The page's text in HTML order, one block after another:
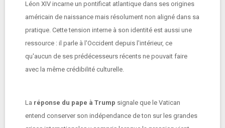
Léon XIV incarne un pontificat atlantique dans ses origines
américain de naissance mais résolument non aligné dans sa
pratique. Cette tension interne à son identité est aussi une
ressource : il parle à l'Occident depuis l'intérieur, ce
qu'aucun de ses prédécesseurs récents ne pouvait faire
avec la même crédibilité culturelle.
La réponse du pape à Trump signale que le Vatican
entend conserver son indépendance de ton sur les grandes